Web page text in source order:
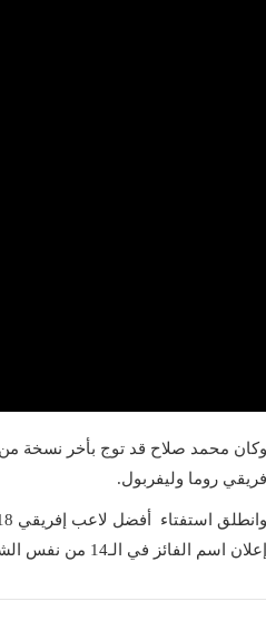
فريقي روما وليفربول.
إعلان اسم الفائز في الـ14 من نفس الشهر، كما يمكنك التصويت من